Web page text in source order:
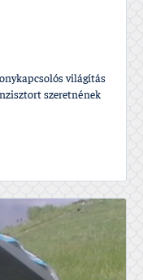
világí­tás
szeretnének